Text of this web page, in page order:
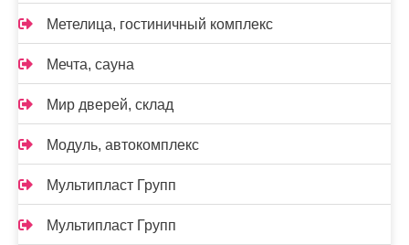
Метелица, гостиничный комплекс
Мечта, сауна
Мир дверей, склад
Модуль, автокомплекс
Мультипласт Групп
Мультипласт Групп